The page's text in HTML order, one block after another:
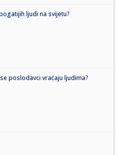
ljudi na svijetu?
poslodavci vraćaju ljudima?